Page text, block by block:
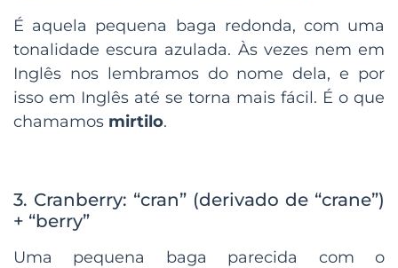
É aquela pequena baga redonda, com uma
tonalidade escura azulada. Às vezes nem em
Inglês nos lembramos do nome dela, e por
isso em Inglês até se torna mais fácil. É o que
chamamos mirtilo.
3. Cranberry: “cran” (derivado de “crane”)
+ “berry”
Uma pequena baga parecida com o